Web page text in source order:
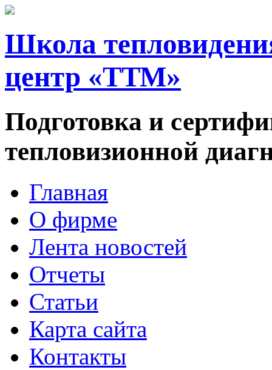
Школа
центр «ТТМ»
Подготовка и
тепловизионной
Главная
О фирме
Лента новостей
Отчеты
Статьи
Карта сайта
Контакты